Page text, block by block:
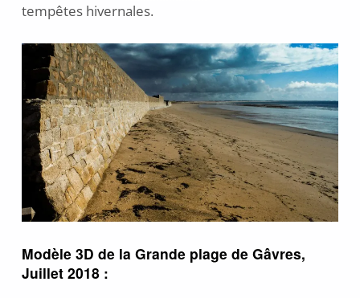
tempêtes hivernales.
Modèle 3D de la Grande plage de Gâvres,
Juillet 2018 :